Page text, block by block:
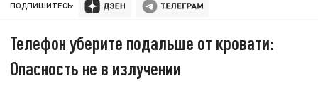
ПОДПИШИТЕСЬ:
Телефон уберите подальше от кровати:
Опасность не в излучении